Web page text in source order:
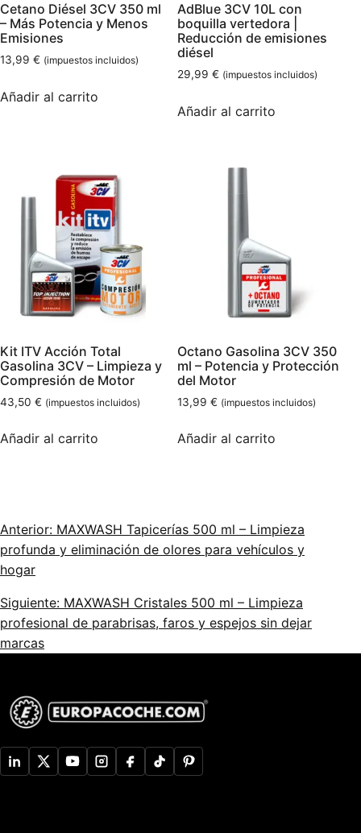
Cetano Diésel 3CV 350 ml
– Más Potencia y Menos
Emisiones
13,99 € (impuestos incluidos)
Añadir al carrito
AdBlue 3CV 10L con
boquilla vertedora |
Reducción de emisiones
diésel
29,99€ (impuestos incluidos)
Añadir al carrito
Kit ITV Acción Total
Gasolina 3CV – Limpieza y
Compresión de Motor
43,50 € (impuestos incluidos)
Añadir al carrito
Octano Gasolina 3CV 350
ml – Potencia y Protección
del Motor
13,99€ (impuestos incluidos)
Añadir al carrito
Anterior: MAXWASH Tapicerías 500 ml – Limpieza
profunda y eliminación de olores para vehículos y
hogar
Siguiente: MAXWASH Cristales 500 ml – Limpieza
profesional de parabrisas, faros y espejos sin dejar
marcas